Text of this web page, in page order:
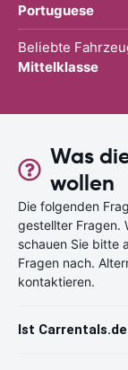
Portuguese
Beliebte
Mittelklasse
Was
wollen
Die folgenden
gestellter Fragen.
schauen Sie bitte
Fragen nach.
kontaktieren.
Ist